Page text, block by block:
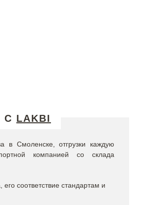
С LAKBI
в Смоленске, отгрузки каждую
компанией со склада
соответствие стандартам и